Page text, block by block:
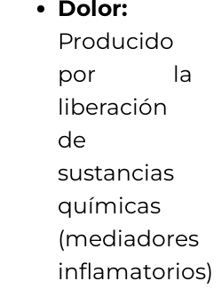
Dolor:
Producido
por la
liberación
de
sustancias
químicas
(mediadores
inflamatorios)